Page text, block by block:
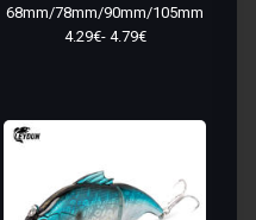
68mm/78mm/90mm/105mm
4.29€- 4.79€